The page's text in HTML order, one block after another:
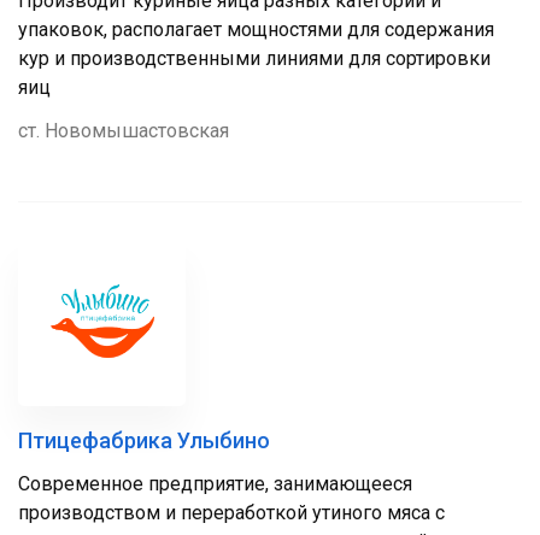
упаковок, располагает мощностями для содержания
кур и производственными линиями для сортировки
яиц
ст. Новомышастовская
Птицефабрика Улыбино
Современное предприятие, занимающееся
производством и переработкой утиного мяса с